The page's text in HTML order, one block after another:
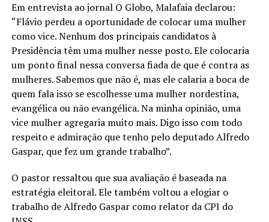
Em entrevista ao jornal O Globo, Malafaia declarou:
“Flávio perdeu a oportunidade de colocar uma mulher
como vice. Nenhum dos principais candidatos à
Presidência têm uma mulher nesse posto. Ele colocaria
um ponto final nessa conversa fiada de que é contra as
mulheres. Sabemos que não é, mas ele calaria a boca de
quem fala isso se escolhesse uma mulher nordestina,
evangélica ou não evangélica. Na minha opinião, uma
vice mulher agregaria muito mais. Digo isso com todo
respeito e admiração que tenho pelo deputado Alfredo
Gaspar, que fez um grande trabalho”.
O pastor ressaltou que sua avaliação é baseada na
estratégia eleitoral. Ele também voltou a elogiar o
trabalho de Alfredo Gaspar como relator da CPI do